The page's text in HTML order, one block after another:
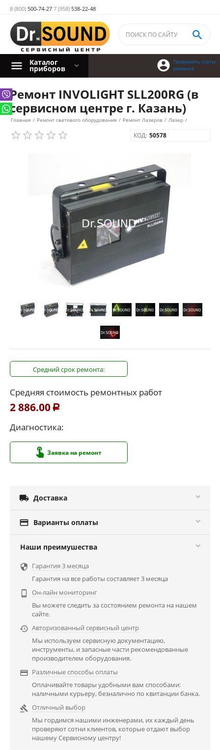
8 (800) 500-74-27 7 (958) 538-22-48
Проверить статус
ремонта


Каталог
приборов
Ремонт INVOLIGHT SLL200RG (в
сервисном центре г. Казань)
Главная / Ремонт светового оборудования / Ремонт Лазеров / Лазер /
КОД: 50578
Средний срок ремонта:
Средняя стоимость ремонтных работ
2 886.00 Р
Диагностика:
Заявка на ремонт
 Доставка
 Варианты оплаты
Наши преимушества
 Гарантия 3 месяца
Гарантия на все работы составляет 3 месяца

Он-лайн мониторинг
Вы можете следить за состоянием ремонта на нашем
сайте.
 Авторизованный сервисный центр
Мы используем сервисную документацию,
инструменты, и запасные части рекомендованные
производителем оборудования.
 Различные способы оплаты
Оплачивайте товары удобными вам способами:
наличными курьеру, безналично по квитанции банка.
 Отличный выбор
Мы гордимся нашими инженерами, их каждый день
проверяют сотни клиентов, которые отдают выбор
нашему Сервисному центру!